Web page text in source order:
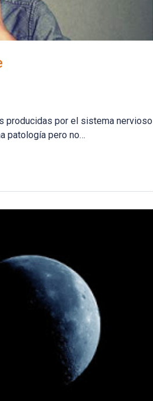
producidas por el sistema nervioso
patología pero no…